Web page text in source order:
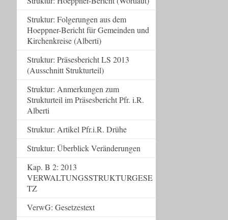
Struktur: Folgerungen aus dem
Hoeppner-Bericht für Gemeinden und
Kirchenkreise (Alberti)
Struktur: Präsesbericht LS 2013
(Ausschnitt Strukturteil)
Struktur: Anmerkungen zum
Strukturteil im Präsesbericht Pfr. i.R.
Alberti
Struktur: Artikel Pfr.i.R. Drühe
Struktur: Überblick Veränderungen
Kap. B 2: 2013
VERWALTUNGSSTRUKTURGESE
TZ
VerwG: Gesetzestext